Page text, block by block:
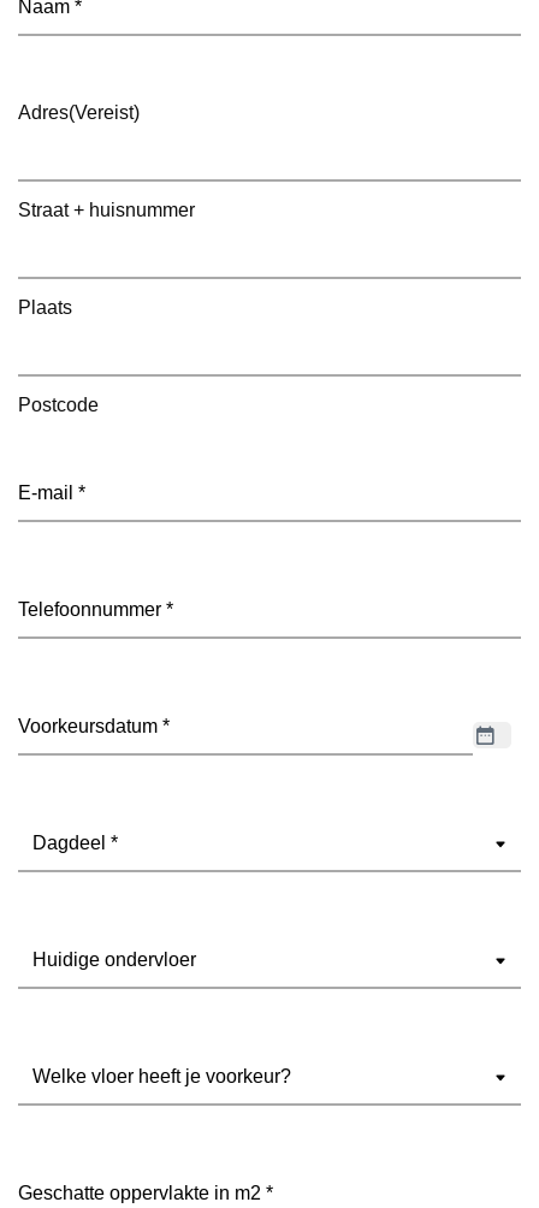
Adres(Vereist)
Straat + huisnummer
Plaats
Postcode
E-
Telefoon
Datum (Vereist)
Dagdeel (Vereist)
Ondervloer (Vereist)
Welke
Geschatte